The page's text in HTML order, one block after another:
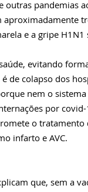
pandemias
e a gripe
evitando
de colapso dos
nem o
por
o tratamento
infarto e AVC.
que, sem a